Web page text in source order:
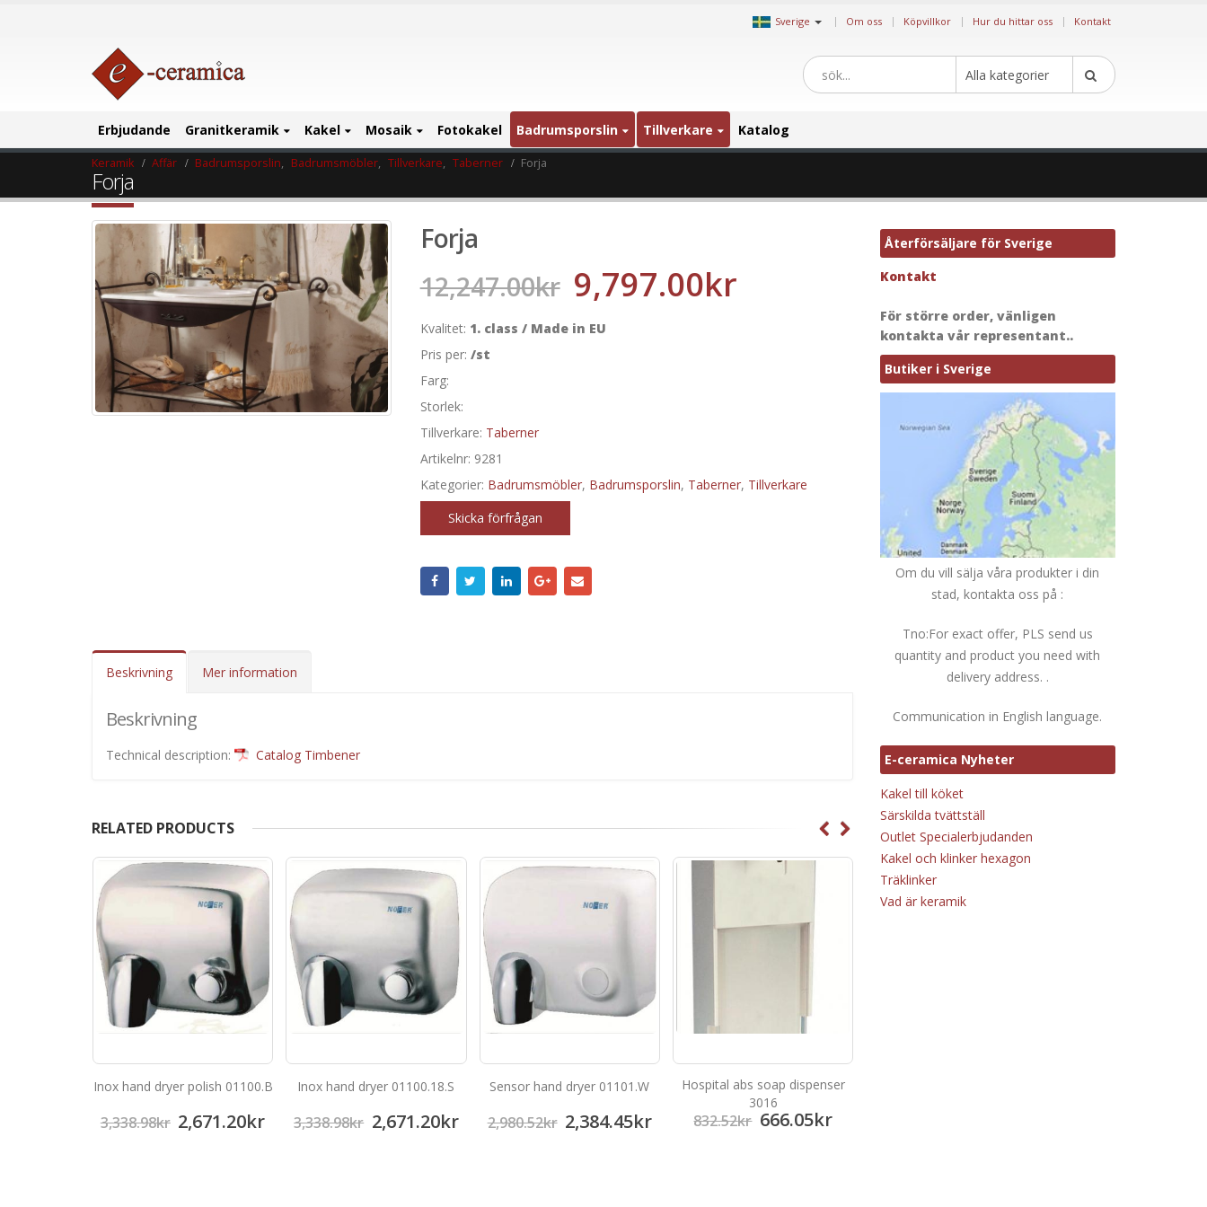
Sverige | Om oss Köpvillkor Hur du hittar oss Kontakt
Alla kategorier
Erbjudande Granitkeramik Kakel Mosaik Fotokakel Badrumsporslin Tillverkare Katalog
Keramik Affär Badrumsporslin, Badrumsmöbler, Tillverkare, Taberner Forja
Forja
Forja
12,247.00kr 9,797.00kr
Kvalitet: 1. class / Made in EU
Pris per: /st
Farg:
Storlek:
Tillverkare: Taberner
Artikelnr: 9281
Kategorier: Badrumsmöbler, Badrumsporslin, Taberner, Tillverkare
Skicka förfrågan
Beskrivning Mer information
Beskrivning
Technical description: Catalog Timbener
RELATED PRODUCTS
Inox hand dryer polish 01100.B
3,338.98kr 2,671.20kr
Inox hand dryer 01100.18.S
3,338.98kr 2,671.20kr
Sensor hand dryer 01101.W
2,980.52kr 2,384.45kr
Hospital abs soap dispenser
3016
832.52kr 666.05kr
Återförsäljare för Sverige
Kontakt
För större order, vänligen
kontakta vår representant..
Butiker i Sverige
Om du vill sälja våra produkter i din
stad, kontakta oss på :
Tno:For exact offer, PLS send us
quantity and product you need with
delivery address. .
Communication in English language.
E-ceramica Nyheter
Kakel till köket
Särskilda tvättställ
Outlet Specialerbjudanden
Kakel och klinker hexagon
Träklinker
Vad är keramik